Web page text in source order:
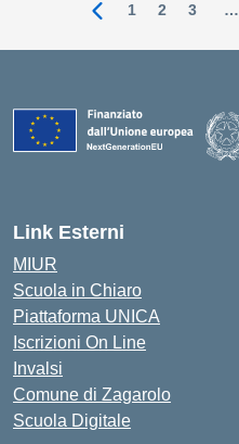
Pagina precedente
1 2 3 …
Link Esterni
MIUR
Scuola in Chiaro
Piattaforma UNICA
Iscrizioni On Line
Invalsi
Comune di Zagarolo
Scuola Digitale